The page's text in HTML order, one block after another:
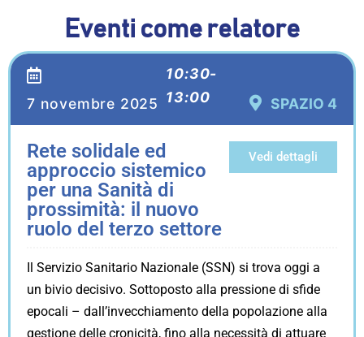
Eventi come relatore
7 novembre 2025
10:30-
13:00
SPAZIO 4
Rete solidale ed
approccio sistemico
per una Sanità di
prossimità: il nuovo
ruolo del terzo settore
Vedi dettagli
Il Servizio Sanitario Nazionale (SSN) si trova oggi a
un bivio decisivo. Sottoposto alla pressione di sfide
epocali – dall’invecchiamento della popolazione alla
gestione delle cronicità, fino alla necessità di attuare